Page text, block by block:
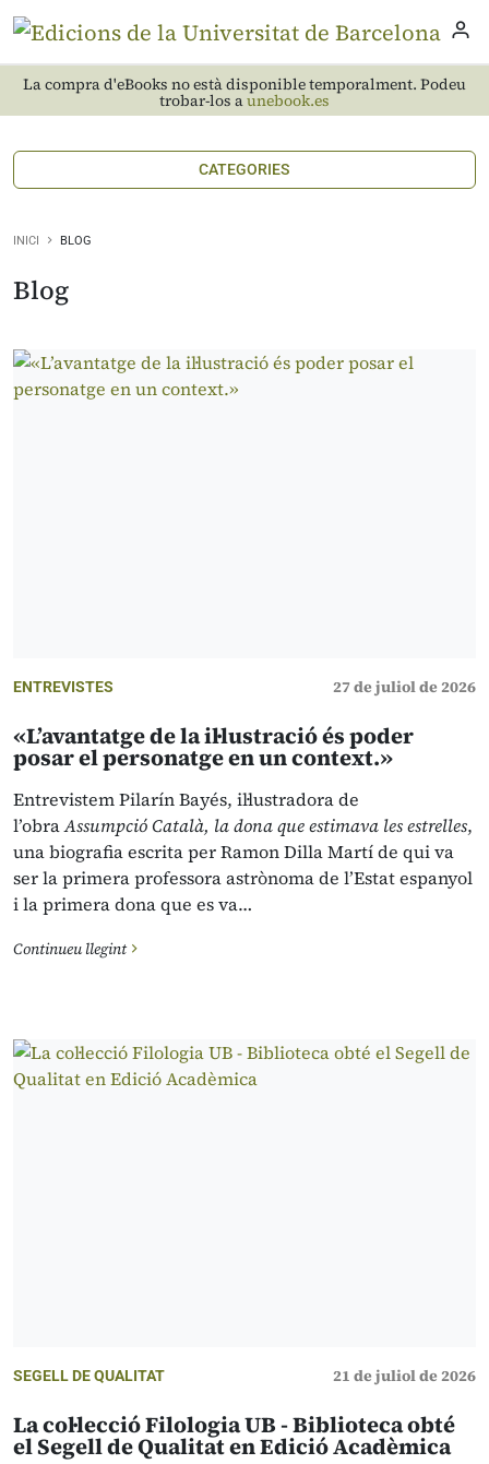
La compra d'eBooks no està disponible temporalment. Podeu
trobar-los aunebook.es
CATEGORIES
INICI BLOG
Blog
ENTREVISTES 27 de juliol de 2026
«L’avantatge de la il·lustració és poder
posar el personatge en un context.»
Entrevistem Pilarín Bayés, il·lustradora de
l’obraAssumpció Català, la dona que estimava les estrelles,
una biografia escrita per Ramon Dilla Martí de qui va
ser la primera professora astrònoma de l’Estat espanyol
i la primera dona que es va…
Continueu llegint
SEGELL DE QUALITAT 21 de juliol de 2026
La col·lecció Filologia UB - Biblioteca obté
el Segell de Qualitat en Edició Acadèmica